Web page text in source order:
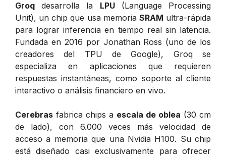
Groq desarrolla la LPU(Language Processing
Unit), un chip que usa memoria SRAM ultra-rápida
para lograr inferencia en tiempo real sin latencia.
Fundada en 2016 por Jonathan Ross (uno de los
creadores del TPU de Google), Groq se
especializa en aplicaciones que requieren
respuestas instantáneas, como soporte al cliente
interactivo o análisis financiero en vivo.
Cerebras fabrica chips a escala de oblea (30 cm
de lado), con 6.000 veces más velocidad de
acceso a memoria que una Nvidia H100. Su chip
está diseñado casi exclusivamente para ofrecer